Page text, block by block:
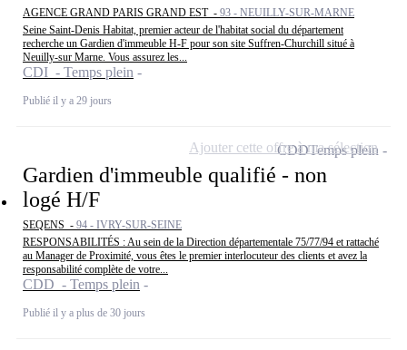
AGENCE GRAND PARIS GRAND EST - 93 - NEUILLY-SUR-MARNE
Seine Saint-Denis Habitat, premier acteur de l'habitat social du département
recherche un Gardien d'immeuble H-F pour son site Suffren-Churchill situé à
Neuilly-sur Marne. Vous assurez les...
CDI - Temps plein
Publié il y a 29 jours
Gardien d'immeuble qualifié - non
logé H/F
SEQENS - 94 - IVRY-SUR-SEINE
RESPONSABILITÉS : Au sein de la Direction départementale 75/77/94 et rattaché
au Manager de Proximité, vous êtes le premier interlocuteur des clients et avez la
responsabilité complète de votre...
CDD - Temps plein
Publié il y a plus de 30 jours
CDDTemps plein
Ajouter cette offre à ma sélection